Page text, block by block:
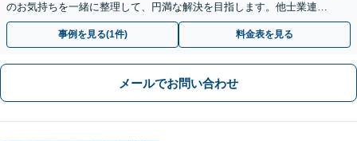
のお気持ちを一緒に整理して、円満な解決を目指します。他士業連携
でスピード解決【出張相談OK】
事例を見る(1件) 料金表を見る
メールでお問い合わせ